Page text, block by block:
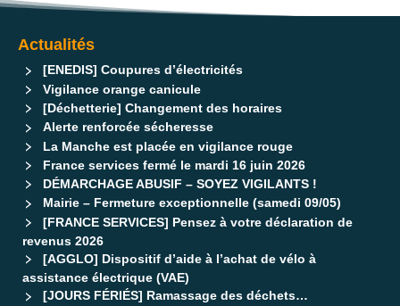
Actualités
[ENEDIS] Coupures d’électricités
Vigilance orange canicule
[Déchetterie] Changement des horaires
Alerte renforcée sécheresse
La Manche est placée en vigilance rouge
France services fermé le mardi 16 juin 2026
DÉMARCHAGE ABUSIF – SOYEZ VIGILANTS !
Mairie – Fermeture exceptionnelle (samedi 09/05)
[FRANCE SERVICES] Pensez à votre déclaration de
revenus 2026
[AGGLO] Dispositif d’aide à l’achat de vélo à
assistance électrique (VAE)
[JOURS FÉRIÉS] Ramassage des déchets…